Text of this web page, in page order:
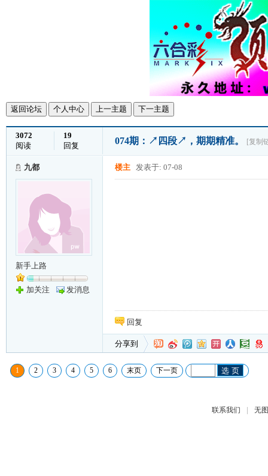
返回论坛 个人中心 上一主题 下一主题
3072
阅读
19
回复
074期：↗四段↗，期期精准。 [复制
九都
新手上路
加关注 发消息
楼主 发表于: 07-08
回复
分享到
1 2 3 4 5 6 末页 下一页 选 页
联系我们 | 无